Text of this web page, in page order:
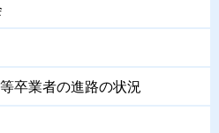
卒業者の進路の状況